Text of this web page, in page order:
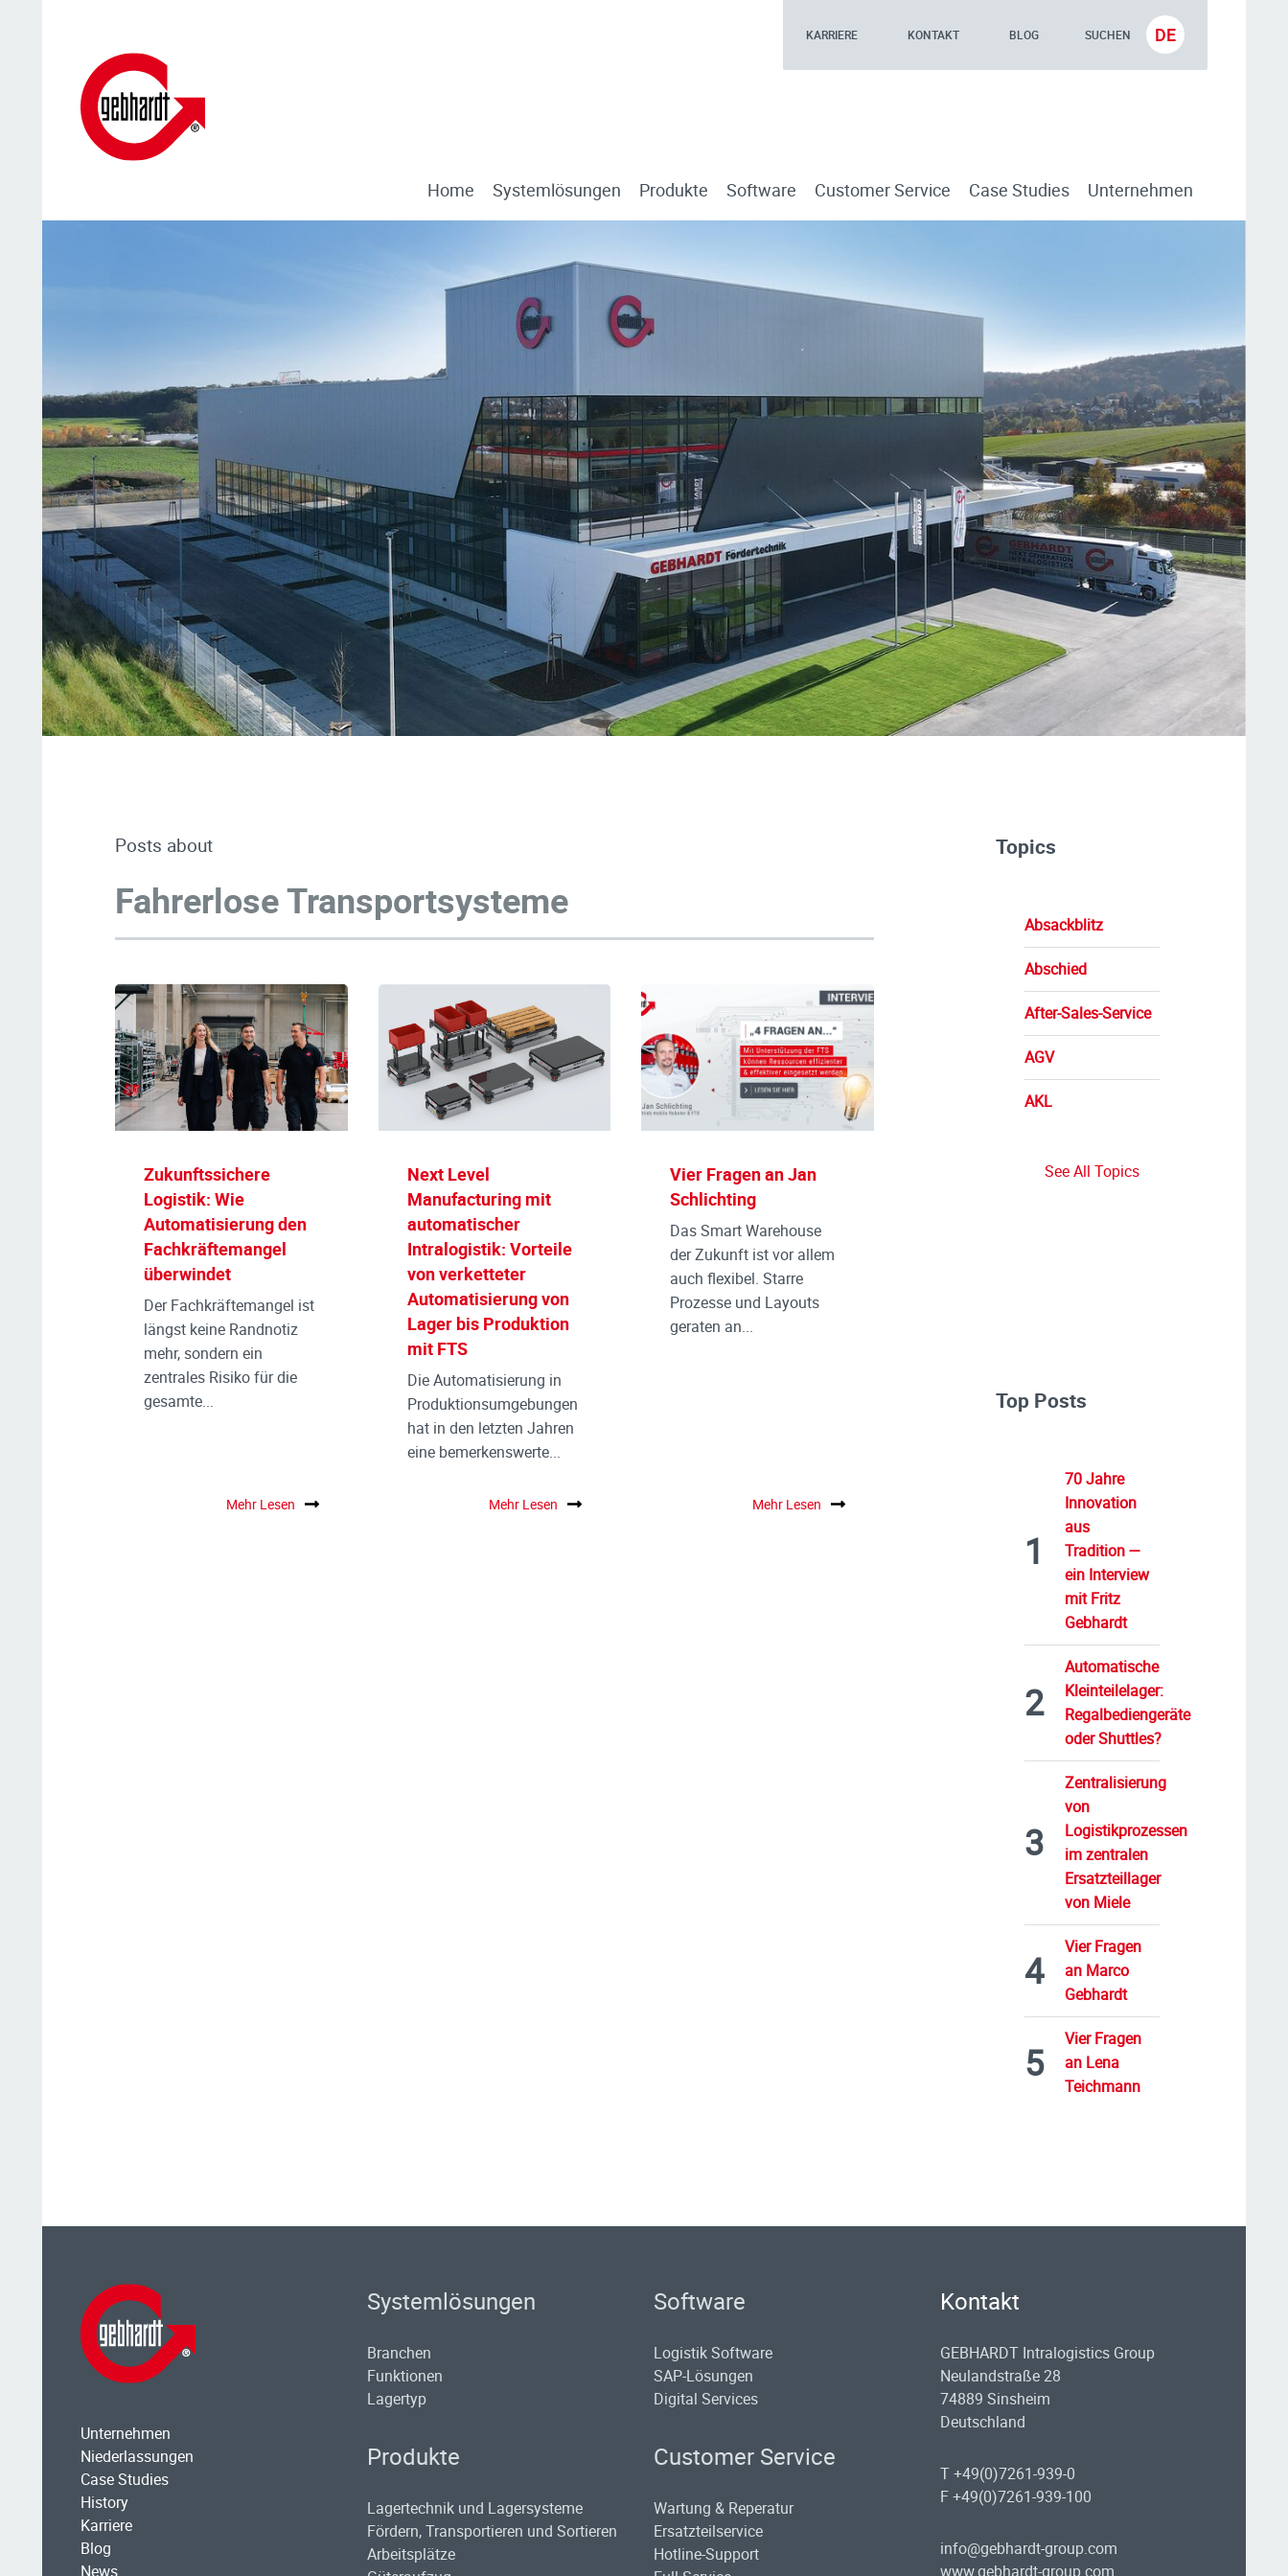
KARRIERE KONTAKT BLOG SUCHEN DE
Home Systemlösungen Produkte Software Customer Service Case Studies Unternehmen
Posts about
Fahrerlose Transportsysteme
Zukunftssichere
Logistik: Wie
Automatisierung den
Fachkräftemangel
überwindet
Der Fachkräftemangel ist
längst keine Randnotiz
mehr, sondern ein
zentrales Risiko für die
gesamte...
Mehr Lesen
Next Level
Manufacturing mit
automatischer
Intralogistik: Vorteile
von verketteter
Automatisierung von
Lager bis Produktion
mit FTS
Die Automatisierung in
Produktionsumgebungen
hat in den letzten Jahren
eine bemerkenswerte...
Mehr Lesen
Vier Fragen an Jan
Schlichting
Das Smart Warehouse
der Zukunft ist vor allem
auch flexibel. Starre
Prozesse und Layouts
geraten an...
Mehr Lesen
Topics
Absackblitz
Abschied
After-Sales-Service
AGV
AKL
See All Topics
Top Posts
70 Jahre
Innovation
aus
Tradition —
ein Interview
mit Fritz
Gebhardt
Automatische
Kleinteilelager:
Regalbediengeräte
oder Shuttles?
Zentralisierung
von
Logistikprozessen
im zentralen
Ersatzteillager
von Miele
Vier Fragen
an Marco
Gebhardt
Vier Fragen
an Lena
Teichmann
Unternehmen
Niederlassungen
Case Studies
History
Karriere
Blog
News
Systemlösungen
Branchen
Funktionen
Lagertyp
Produkte
Lagertechnik und Lagersysteme
Fördern, Transportieren und Sortieren
Arbeitsplätze
Software
Logistik Software
SAP-Lösungen
Digital Services
Customer Service
Wartung & Reperatur
Ersatzteilservice
Hotline-Support
Kontakt
GEBHARDT Intralogistics Group
Neulandstraße 28
74889 Sinsheim
Deutschland
T +49(0)7261-939-0
F +49(0)7261-939-100
info@gebhardt-group.com
www.gebhardt-group.com